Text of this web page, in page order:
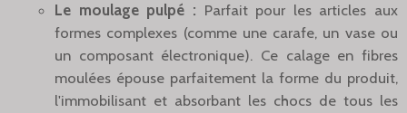
Le moulage pulpé : Parfait pour les articles aux
formes complexes (comme une carafe, un vase ou
un composant électronique). Ce calage en fibres
moulées épouse parfaitement la forme du produit,
l'immobilisant et absorbant les chocs de tous les